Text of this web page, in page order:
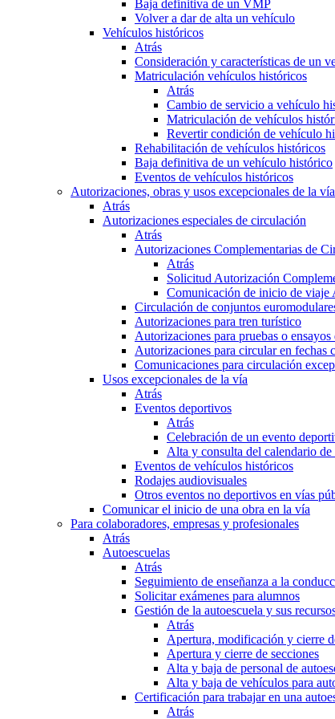
Baja definitiva de un VMP
Volver a dar de alta un vehículo
Vehículos históricos
Atrás
Consideración y características de un
Matriculación vehículos históricos
Atrás
Cambio de servicio a vehículo
Matriculación de vehículos
Revertir condición de vehículo
Rehabilitación de vehículos históricos
Baja definitiva de un vehículo histórico
Eventos de vehículos históricos
Autorizaciones, obras y usos excepcionales de la vía
Atrás
Autorizaciones especiales de circulación
Atrás
Autorizaciones Complementarias de
Atrás
Solicitud Autorización
Comunicación de inicio de viaje
Circulación de conjuntos
Autorizaciones para tren turístico
Autorizaciones para pruebas o
Autorizaciones para circular en fechas
Comunicaciones para circulación
Usos excepcionales de la vía
Atrás
Eventos deportivos
Atrás
Celebración de un evento
Alta y consulta del calendario de
Eventos de vehículos históricos
Rodajes audiovisuales
Otros eventos no deportivos en vías
Comunicar el inicio de una obra en la vía
Para colaboradores, empresas y profesionales
Atrás
Autoescuelas
Atrás
Seguimiento de enseñanza a la
Solicitar exámenes para alumnos
Gestión de la autoescuela y sus
Atrás
Apertura, modificación y cierre
Apertura y cierre de secciones
Alta y baja de personal de
Alta y baja de vehículos para
Certificación para trabajar en una
Atrás